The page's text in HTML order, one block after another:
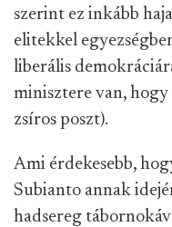
szerint ez inkább
elitekkel
liberális
minisztere van,
zsíros poszt).
Ami érdekesebb,
Subianto annak
hadsereg